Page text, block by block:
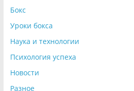
Бокс
Уроки бокса
Наука и технологии
Психология успеха
Новости
Разное